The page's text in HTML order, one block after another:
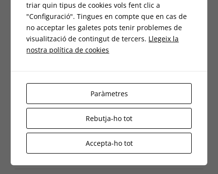
desembre 2024
octubre 2024
setembre 2024
agost 2024
maig 2024
triar quin tipus de cookies vols fent clic a
"Configuració". Tingues en compte que en cas de
no acceptar les galetes pots tenir problemes de
visualització de contingut de tercers. Llegeix la
nostra política de cookies
Paràmetres
Rebutja-ho tot
Accepta-ho tot